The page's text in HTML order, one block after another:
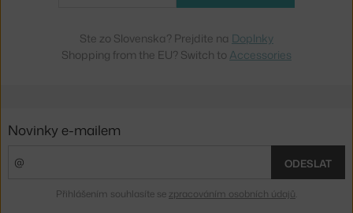
Ste zo Slovenska? Prejdite na Doplnky
Shopping from the EU? Switch to Accessories
Novinky e-mailem
ODESLAT
Přihlášením souhlasíte se zpracováním osobních údajů